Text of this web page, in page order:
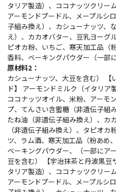
タリア製造）、ココナッツクリー
アーモンドプードル、メープルシ
子組み換え）、カシューナッツ、
え）、カカオバター、豆乳ヨーグ
ピオカ粉、いちご、寒天加工品（
香料、ベーキングパウダー（一部
原材料2：
カシューナッツ、大豆を含む） 【
ド】 アーモンドミルク（イタリア
ココナッツオイル、米粉、アーモ
プ、てんさい含蜜糖（非遺伝子組
たね油（非遺伝子組み換え）、カ
（非遺伝子組み換え）、タピオカ
ツ、ラム酒、寒天加工品（粉あめ
ベーキングパウダー、（一部にア
豆を含む） 【宇治抹茶と丹波黒豆
タリア製造）、ココナッツクリー
アーモンドプードル、メープルシ